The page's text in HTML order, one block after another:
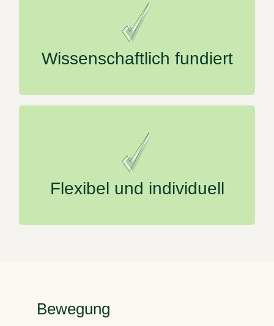
Wissenschaftlich fundiert
Expertise aus Sportwissenschaft,
Gesundheitsmanagement und Ernährung
Flexibel und individuell
Passgenaue Lösungen für Unternehmen
jeder Größe
Bewegung